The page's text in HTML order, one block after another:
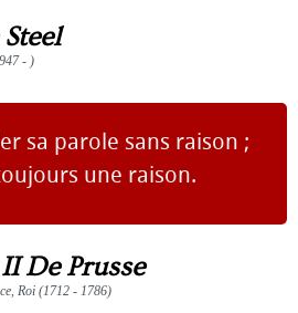
- )
sa parole sans raison ;
une raison.
De Prusse
Roi (1712 - 1786)